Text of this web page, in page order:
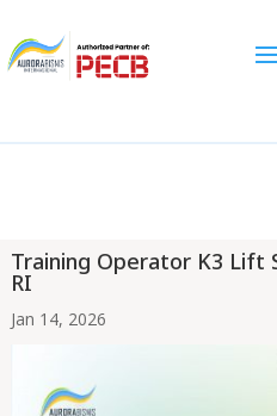
Training Operator K3 Lift
RI
Jan 14, 2026